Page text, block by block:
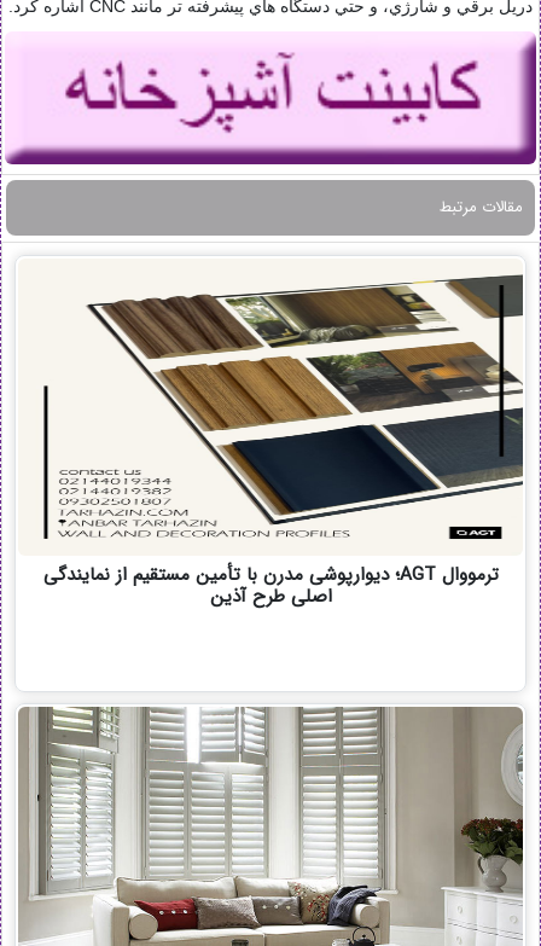
دريل برقي و شارژي، و حتي دستگاه هاي پيشرفته تر مانند CNC اشاره کرد.
مقالات مرتبط
ترمووال AGT؛ دیوارپوشی مدرن با تأمین مستقیم از نمایندگی
اصلی طرح آذین